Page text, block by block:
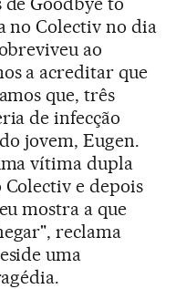
no Colectiv no dia
ao
a acreditar que
que, três
de infecção
jovem, Eugen.
vítima dupla
e depois
mostra a que
reclama
uma